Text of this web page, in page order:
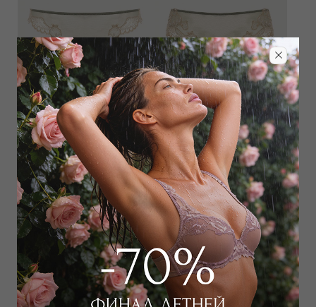
Трусы хипстер
16 000₽
Выбрать размер
Трусы слип
19 000₽
Выбрать размер